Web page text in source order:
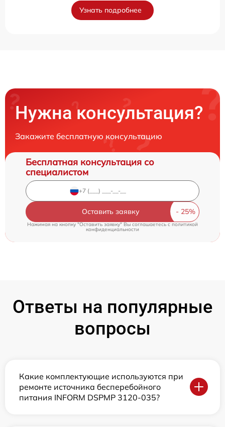
Узнать подробнее
Нужна консультация?
Закажите бесплатную консультацию
Бесплатная консультация со
специалистом
Оставить заявку
Нажимая на кнопку "Оставить заявку" Вы соглашаетесь cполитикой
конфиденциальности
Ответы на популярные
вопросы
Какие комплектующие используются при
ремонте источника бесперебойного
питания INFORM DSPMP 3120-035?